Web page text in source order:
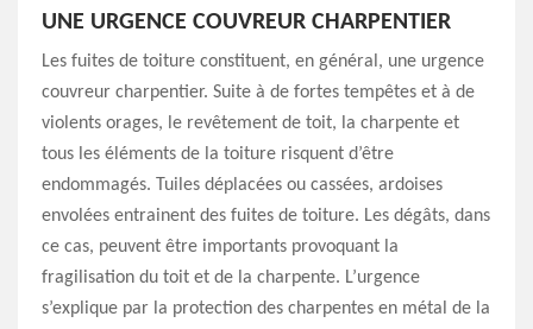
UNE URGENCE COUVREUR CHARPENTIER
Les fuites de toiture constituent, en général, une urgence
couvreur charpentier. Suite à de fortes tempêtes et à de
violents orages, le revêtement de toit, la charpente et
tous les éléments de la toiture risquent d’être
endommagés. Tuiles déplacées ou cassées, ardoises
envolées entrainent des fuites de toiture. Les dégâts, dans
ce cas, peuvent être importants provoquant la
fragilisation du toit et de la charpente. L’urgence
s’explique par la protection des charpentes en métal de la